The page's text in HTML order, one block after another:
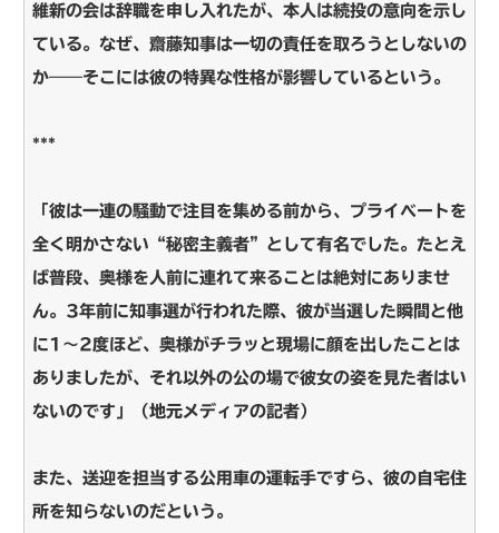
維新の会は辞職を申し入れたが、本人は続投の意向を示し
ている。なぜ、齋藤知事は一切の責任を取ろうとしないの
か――そこには彼の特異な性格が影響しているという。
***
「彼は一連の騒動で注目を集める前から、プライベートを
全く明かさない“秘密主義者”として有名でした。たとえ
ば普段、奥様を人前に連れて来ることは絶対にありませ
ん。3年前に知事選が行われた際、彼が当選した瞬間と他
に1～2度ほど、奥様がチラッと現場に顔を出したことは
ありましたが、それ以外の公の場で彼女の姿を見た者はい
ないのです」（地元メディアの記者）
また、送迎を担当する公用車の運転手ですら、彼の自宅住
所を知らないのだという。